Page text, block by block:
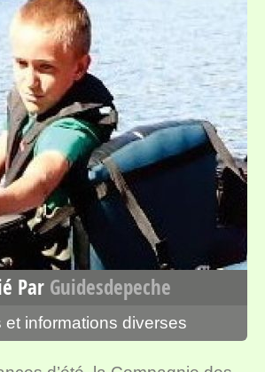
Par Guidesdepeche
et informations diverses